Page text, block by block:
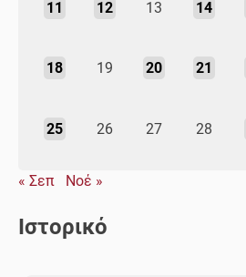
11 12 13 14
18 19 20 21
25 26 27 28
« Σεπ Νοέ »
Ιστορικό